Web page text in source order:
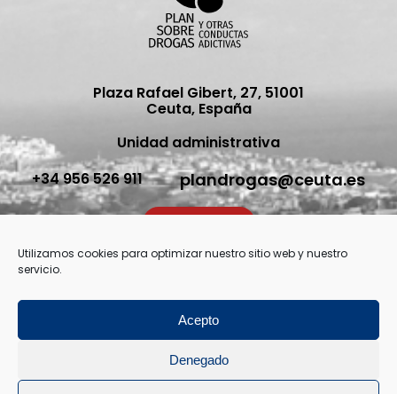
Utilizamos cookies para optimizar nuestro sitio web y nuestro
servicio.
Acepto
Denegado
Plaza Rafael Gibert, 27, 51001
Ceuta, España
Unidad administrativa
+34 956 526 911
plandrogas@ceuta.es
© Todos los derechos reservados 2026
Aviso Legal